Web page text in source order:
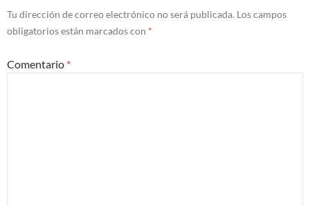
Tu dirección de correo electrónico no será publicada. Los campos
obligatorios están marcados con *
Comentario *